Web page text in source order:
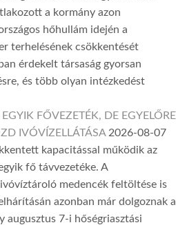
a kormány azon
hőhullám idején a
terhelésének csökkentését
érdekelt társaság gyorsan
és több olyan intézkedést
FŐVEZETÉK, DE EGYELŐRE
IVÓVÍZELLÁTÁSA 2026-08-07
kapacitással működik az
fő távvezetéke. A
medencék feltöltése is
azonban már dolgoznak a
augusztus 7-i hőségriasztási